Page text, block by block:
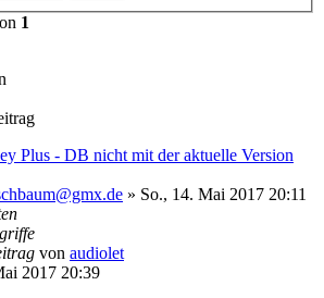
1
Plus - DB nicht mit der aktuelle Version
» So., 14. Mai 2017 20:11
von audiolet
2017 20:39